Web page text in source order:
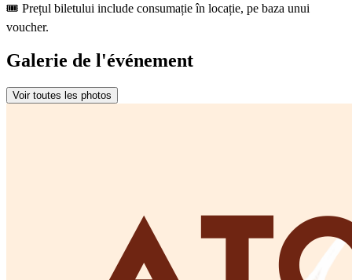
🎟️ Prețul biletului include consumație în locație, pe baza unui
voucher.
Galerie de l'événement
Voir toutes les photos